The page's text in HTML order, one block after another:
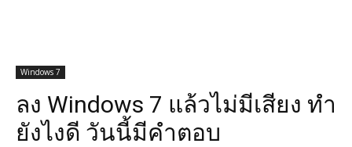
Windows 7
ลง Windows 7 แล้วไม่มีเสียง ทำ
ยังไงดี วันนี้มีคำตอบ